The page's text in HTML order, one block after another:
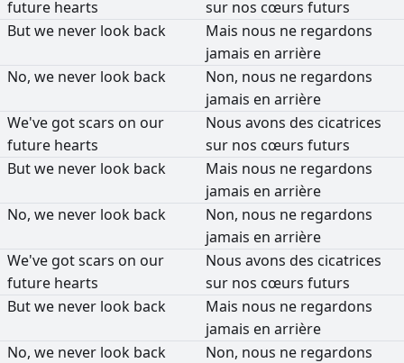
future hearts sur nos cœurs futurs
Butwe never look back Mais nous ne regardons
jamais en arrière
No, we never look back Non, nous ne regardons
jamais en arrière
We've gotscars on our
future hearts
Nous avons des cicatrices
sur nos cœurs futurs
Butwe never look back Mais nous ne regardons
jamais en arrière
No, we never look back Non, nous ne regardons
jamais en arrière
We've gotscars on our
future hearts
Nous avons des cicatrices
sur nos cœurs futurs
Butwe never look back Mais nous ne regardons
jamais en arrière
No, we never look back Non, nous ne regardons